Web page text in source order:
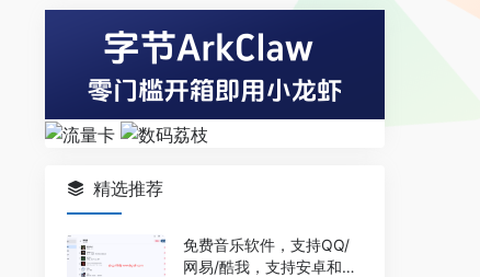
精选推荐
免费音乐软件，支持QQ/
网易/酷我，支持安卓和Wi